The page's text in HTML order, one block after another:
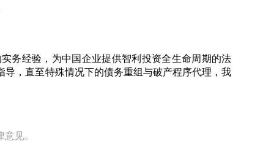
务经验，为中国企业提供智利投资全生命周期的法
，直至特殊情况下的债务重组与破产程序代理，我
见。